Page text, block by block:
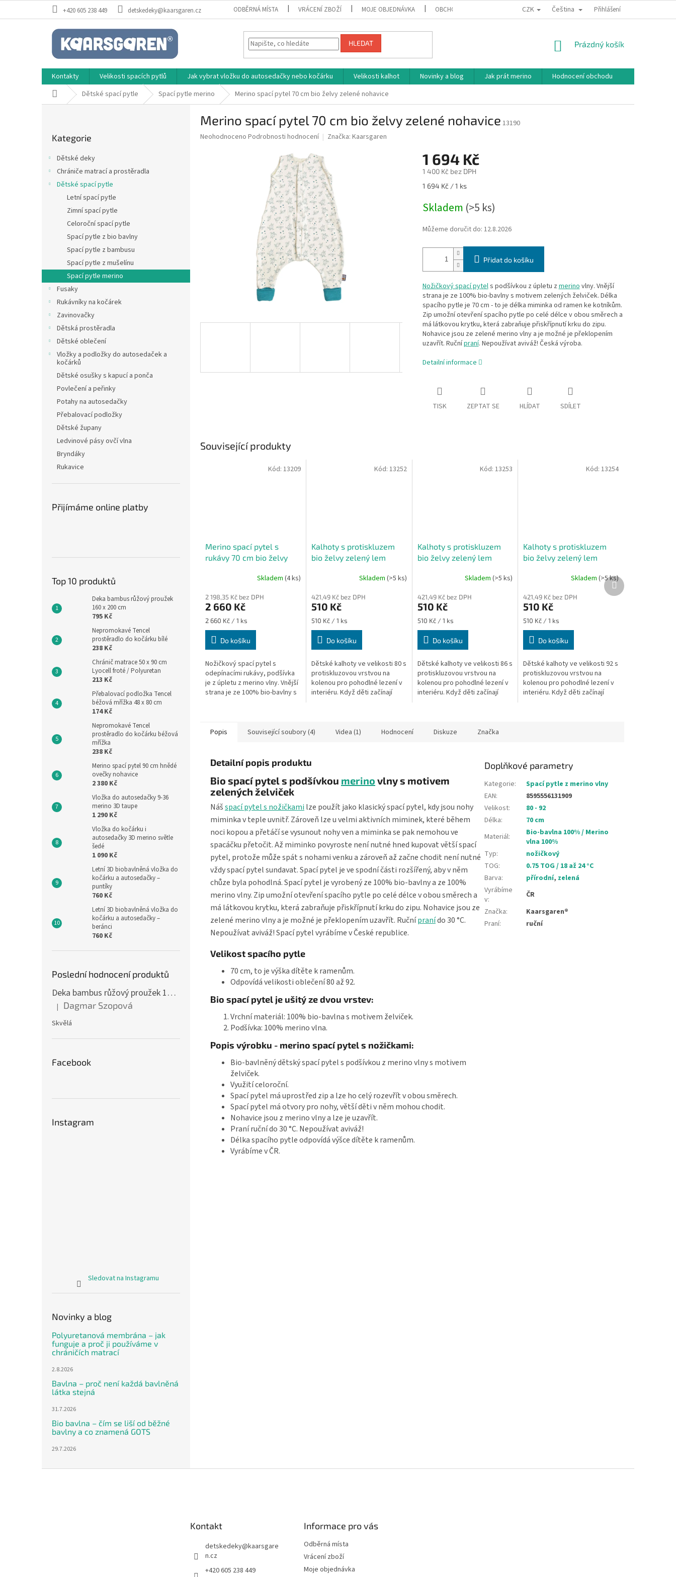
+420 605 238 449 detskedeky@kaarsgaren.cz ODBĚRNÁ MÍSTA VRÁCENÍ ZBOŽÍ MOJE OBJEDNÁVKA OBCHODNÍ PODMÍNKY PODMÍNKY OCHRANY OSOBNÍCH ÚDAJŮ
CZK Čeština Přihlášení
HLEDAT
NÁKUPNÍ
Prázdný košík
Kontakty Velikosti spacích pytlů Jak vybrat vložku do autosedačky nebo kočárku Velikosti kalhot Novinky a blog Jak prát merino
Hodnocení obchodu
Domů Dětské spací pytle Spací pytle merino Merino spací pytel 70 cm bio želvy zelené nohavice
kategorie
Kategorie
Dětské deky
Chrániče matrací a prostěradla
Dětské spací pytle
Letní spací pytle
Zimní spací pytle
Celoroční spací pytle
Spací pytle z bio bavlny
Spací pytle z bambusu
Spací pytle z mušelínu
Spací pytle merino
Fusaky
Rukávníky na kočárek
Zavinovačky
Dětská prostěradla
Dětské oblečení
Vložky a podložky do autosedaček a
kočárků
Dětské osušky s kapucí a ponča
Povlečení a peřinky
Potahy na autosedačky
Přebalovací podložky
Dětské župany
Ledvinové pásy ovčí vlna
Bryndáky
Rukavice
Přijímáme online platby
Top 10 produktů
Deka bambus růžový proužek
160 x 200 cm
795 Kč
Nepromokavé Tencel
prostěradlo do kočárku bílé
238 Kč
Chránič matrace 50 x 90 cm
Lyocell froté / Polyuretan
213 Kč
Přebalovací podložka Tencel
béžová mřížka 48 x 80 cm
174 Kč
Nepromokavé Tencel
prostěradlo do kočárku béžová
mřížka
238 Kč
Merino spací pytel 90 cm hnědé
ovečky nohavice
2 380 Kč
Vložka do autosedačky 9-36
merino 3D taupe
1 290 Kč
Vložka do kočárku i
autosedačky 3D merino světle
šedé
1 090 Kč
Letní 3D biobavlněná vložka do
kočárku a autosedačky –
puntíky
760 Kč
Letní 3D biobavlněná vložka do
kočárku a autosedačky –
beránci
760 Kč
Poslední hodnocení produktů
Deka bambus růžový proužek 160 x 200 cm
Hodnocení produktu je 5 z 5 hvězdiček.
| Dagmar Szopová
Skvělá
Facebook
Instagram
Sledovat na Instagramu
Novinky a blog
Polyuretanová membrána – jak
funguje a proč ji používáme v
chráničích matrací
2.8.2026
Bavlna – proč není každá bavlněná
látka stejná
31.7.2026
Bio bavlna – čím se liší od běžné
bavlny a co znamená GOTS
29.7.2026
Merino spací pytel 70 cm bio želvy zelené nohavice 13190
Průměrné
Neohodnoceno Podrobnosti hodnocení Značka: Kaarsgaren
1 694 Kč
1 400 Kč bez DPH
Měrná
1 694 Kč / 1 ks
Skladem (>5 ks)
Můžeme doručit do: 12.8.2026
Přidat do košíku
Nožičkový spací pytels podšívkou z úpletu zmerinovlny. Vnější
strana je ze 100% bio-bavlny s motivem zelených želviček. Délka
spacího pytle je 70 cm - to je délka miminka od ramen ke kotníkům.
Zip umožní otevření spacího pytle po celé délce v obou směrech a
má látkovou krytku, která zabraňuje přiskřípnutí krku do zipu.
Nohavice jsou ze zelené merino vlny a je možné je překlopením
uzavřít. Ručnípraní. Nepoužívat aviváž! Česká výroba.
Detailní informace
TISK ZEPTAT SE HLÍDAT SDÍLET
Související produkty
Merino spací pytel s
rukávy 70 cm bio želvy
Skladem (4 ks)
2 198,35 Kč bez DPH
2 660 Kč
Měrná
cena:
2 660 Kč / 1 ks
Do košíku
Nožičkový spací pytel s
odepínacími rukávy, podšívka
je z úpletu z merino vlny. Vnější
strana je ze 100% bio-bavlny s
Kód: 13209
Kalhoty s protiskluzem
bio želvy zelený lem
produktu
je
5,0
hvězdiček.
Skladem (>5 ks)
421,49 Kč bez DPH
510 Kč
Měrná
cena:
510 Kč / 1 ks
Do košíku
Dětské kalhoty ve velikosti 80 s
protiskluzovou vrstvou na
kolenou pro pohodlné lezení v
interiéru. Když děti začínají
Kód: 13252
Kalhoty s protiskluzem
bio želvy zelený lem
Skladem(>5 ks)
421,49 Kč bez DPH
510 Kč
Měrná
cena:
510 Kč / 1 ks
Do košíku
Dětské kalhoty ve velikosti 86 s
protiskluzovou vrstvou na
kolenou pro pohodlné lezení v
interiéru. Když děti začínají
Kód:13253
Kalhoty s protiskluzem
bio želvy zelený lem
Skladem (>5 ks)
421,49 Kč bez DPH
510 Kč
Měrná
cena:
510 Kč / 1 ks
Do košíku
Dětské kalhoty ve velikosti 92 s
protiskluzovou vrstvou na
kolenou pro pohodlné lezení v
interiéru. Když děti začínají
Kód: 13254
Další
produkt
Popis Související soubory (4) Videa (1) Hodnocení Diskuze Značka
Detailní popis produktu
Bio spací pytel s podšívkou merino vlny s motivem
zelených želviček
Nášspací pytel s nožičkami lze použít jako klasický spací pytel, kdy jsou nohy
miminka v teple uvnitř. Zároveň lze u velmi aktivních miminek, které během
noci kopou a přetáčí se vysunout nohy ven a miminka se pak nemohou ve
spacáčku přetočit. Až miminko povyroste není nutné hned kupovat větší spací
pytel, protože může spát s nohami venku a zároveň až začne chodit není nutné
vždy spací pytel sundavat. Spací pytel je ve spodní části rozšířený, aby v něm
chůze byla pohodlná. Spací pytel je vyrobený ze 100% bio-bavlny a ze 100%
merino vlny. Zip umožní otevření spacího pytle po celé délce v obou směrech a
má látkovou krytku, která zabraňuje přiskřípnutí krku do zipu. Nohavice jsou ze
zelené merino vlny a je možné je překlopením uzavřít. Ručnípranído 30 °C.
Nepoužívat aviváž! Spací pytel vyrábíme v České republice.
Velikost spacího pytle
70 cm, to je výška dítěte k ramenům.
Odpovídá velikosti oblečení 80 až 92.
Bio spací pytel je ušitý ze dvou vrstev:
Vrchní materiál: 100% bio-bavlna s motivem želviček.
Podšívka: 100% merino vlna.
Popis výrobku - merino spací pytel s nožičkami:
Bio-bavlněný dětský spací pytel s podšívkou z merino vlny s motivem
želviček.
Využití celoroční.
Spací pytel má uprostřed zip a lze ho celý rozevřít v obou směrech.
Spací pytel má otvory pro nohy, větší děti v něm mohou chodit.
Nohavice jsou z merino vlny a lze je uzavřít.
Praní ruční do 30 °C. Nepoužívat aviváž!
Délka spacího pytle odpovídá výšce dítěte k ramenům.
Vyrábíme v ČR.
Doplňkové parametry
Kategorie:
Spací pytle z merino vlny
EAN:
8595556131909
Velikost:
80 - 92
Délka:
70 cm
Materiál:
Bio-bavlna 100% / Merino
vlna 100%
Typ:
nožičkový
TOG:
0.75 TOG / 18 až 24 °C
Barva: přírodní, zelená
Vyrábíme
v:
ČR
Značka:
Kaarsgaren®
Praní: ruční
Kontakt
detskedeky@kaarsgare
n.cz
+420 605 238 449
Informace pro vás
Odběrná místa
Vrácení zboží
Moje objednávka